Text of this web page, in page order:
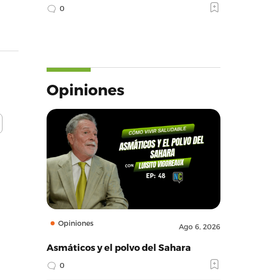
0
Opiniones
Opiniones Ago 6, 2026
Asmáticos y el polvo del Sahara
0